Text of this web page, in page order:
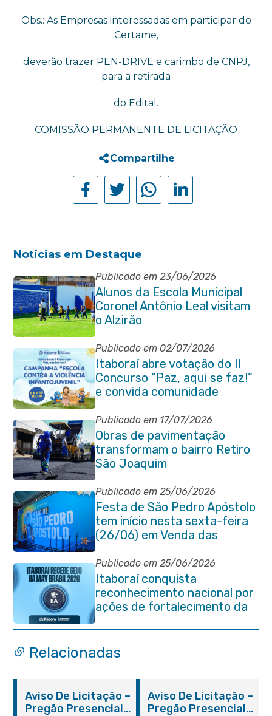
Obs.: As Empresas interessadas em participar do
Certame,
deverão trazer PEN-DRIVE e carimbo de CNPJ,
para a retirada
do Edital.
COMISSÃO PERMANENTE DE LICITAÇÃO
Compartilhe
Noticias em Destaque
Publicado em 23/06/2026
Alunos da Escola Municipal
Coronel Antônio Leal visitam
o Alzirão
Publicado em 02/07/2026
Itaboraí abre votação do II
Concurso “Paz, aqui se faz!”
e convida comunidade
Publicado em 17/07/2026
Obras de pavimentação
transformam o bairro Retiro
São Joaquim
Publicado em 25/06/2026
Festa de São Pedro Apóstolo
tem início nesta sexta-feira
(26/06) em Venda das
Pedras
Publicado em 25/06/2026
Itaboraí conquista
reconhecimento nacional por
ações de fortalecimento da
Auditoria Interna
Relacionadas
Aviso De Licitação –
Pregão Presencial
Aviso De Licitação –
Pregão Presencial